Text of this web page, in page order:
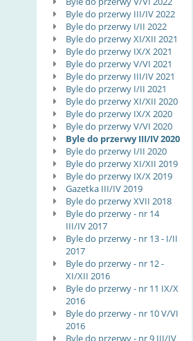
Byle do przerwy III/IV 2022
Byle do przerwy I/II 2022
Byle do przerwy XI/XII 2021
Byle do przerwy IX/X 2021
Byle do przerwy V/VI 2021
Byle do przerwy III/IV 2021
Byle do przerwy I/II 2021
Byle do przerwy XI/XII 2020
Byle do przerwy IX/X 2020
Byle do przerwy V/VI 2020
Byle do przerwy III/IV 2020
Byle do przerwy I/II 2020
Byle do przerwy XI/XII 2019
Byle do przerwy IX/X 2019
Gazetka III/IV 2019
Byle do przerwy XVII 2018
Byle do przerwy - nr 14
III/IV 2017
Byle do przerwy - nr 13 - I/II
2017
Byle do przerwy - nr 12 -
XI/XII 2016
Byle do przerwy - nr 11 IX/X
2016
Byle do przerwy - nr 10 V/VI
2016